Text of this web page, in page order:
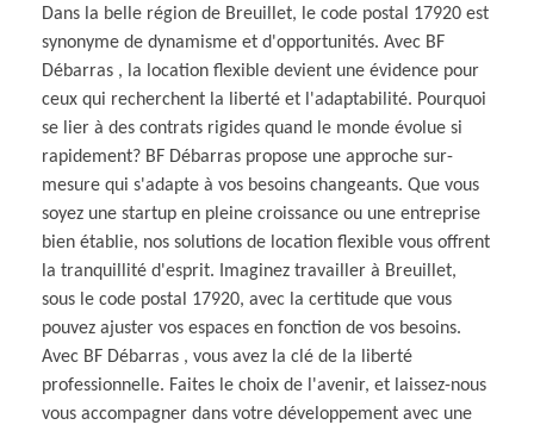
Dans la belle région de Breuillet, le code postal 17920 est
synonyme de dynamisme et d'opportunités. Avec BF
Débarras , la location flexible devient une évidence pour
ceux qui recherchent la liberté et l'adaptabilité. Pourquoi
se lier à des contrats rigides quand le monde évolue si
rapidement? BF Débarras propose une approche sur-
mesure qui s'adapte à vos besoins changeants. Que vous
soyez une startup en pleine croissance ou une entreprise
bien établie, nos solutions de location flexible vous offrent
la tranquillité d'esprit. Imaginez travailler à Breuillet,
sous le code postal 17920, avec la certitude que vous
pouvez ajuster vos espaces en fonction de vos besoins.
Avec BF Débarras , vous avez la clé de la liberté
professionnelle. Faites le choix de l'avenir, et laissez-nous
vous accompagner dans votre développement avec une